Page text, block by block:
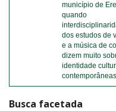
município de
quando
dos estudos de
e a música de
dizem muito
identidade
contemporâneas
Busca facetada